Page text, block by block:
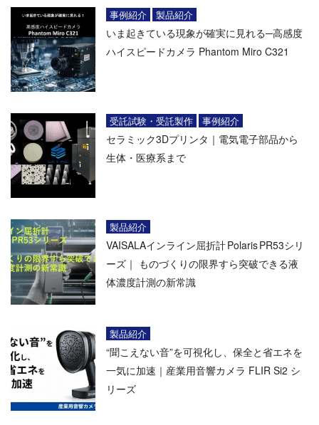
事例紹介 製品紹介
いま起きている現象が確実に見れる─高感度
ハイスピードカメラ Phantom Miro C321
受託試験・受託製作 事例紹介
セラミック3Dプリンタ｜電気電子部品から
生体・医療系まで
製品紹介
VAISALAインライン屈折計 Polaris PR53シリ
ーズ｜ ものづくりの限界すら突破できる液
体濃度計測の新常識
製品紹介
“聞こえない音”を可視化し、保全と省エネを
一気に加速｜産業用音響カメラ FLIR Si2 シ
リーズ